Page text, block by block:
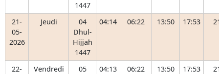
1447
21-
05-
2026
Jeudi
04
Dhul-
Hijjah
1447
04:14 06:22 13:50 17:53
22-
Vendredi
05
04:13 06:22 13:50 17:53